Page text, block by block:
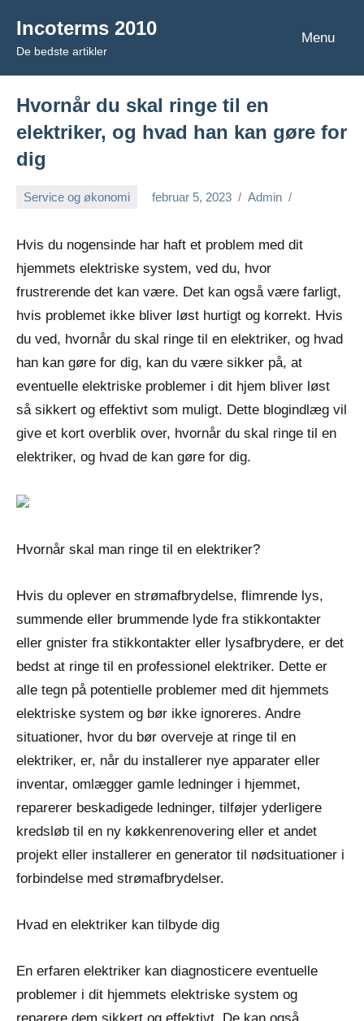
indhold
Incoterms 2010
De bedste artikler
Menu
Hvornår du skal ringe til en
elektriker, og hvad han kan gøre for
dig
Service og økonomi februar 5, 2023 Admin
Hvis du nogensinde har haft et problem med dit
hjemmets elektriske system, ved du, hvor
frustrerende det kan være. Det kan også være farligt,
hvis problemet ikke bliver løst hurtigt og korrekt. Hvis
du ved, hvornår du skal ringe til en elektriker, og hvad
han kan gøre for dig, kan du være sikker på, at
eventuelle elektriske problemer i dit hjem bliver løst
så sikkert og effektivt som muligt. Dette blogindlæg vil
give et kort overblik over, hvornår du skal ringe til en
elektriker, og hvad de kan gøre for dig.
Hvornår skal man ringe til en elektriker?
Hvis du oplever en strømafbrydelse, flimrende lys,
summende eller brummende lyde fra stikkontakter
eller gnister fra stikkontakter eller lysafbrydere, er det
bedst at ringe til en professionel elektriker. Dette er
alle tegn på potentielle problemer med dit hjemmets
elektriske system og bør ikke ignoreres. Andre
situationer, hvor du bør overveje at ringe til en
elektriker, er, når du installerer nye apparater eller
inventar, omlægger gamle ledninger i hjemmet,
reparerer beskadigede ledninger, tilføjer yderligere
kredsløb til en ny køkkenrenovering eller et andet
projekt eller installerer en generator til nødsituationer i
forbindelse med strømafbrydelser.
Hvad en elektriker kan tilbyde dig
En erfaren elektriker kan diagnosticere eventuelle
problemer i dit hjemmets elektriske system og